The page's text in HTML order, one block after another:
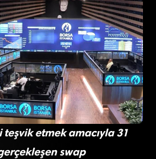
etmek amacıyla 31
swap